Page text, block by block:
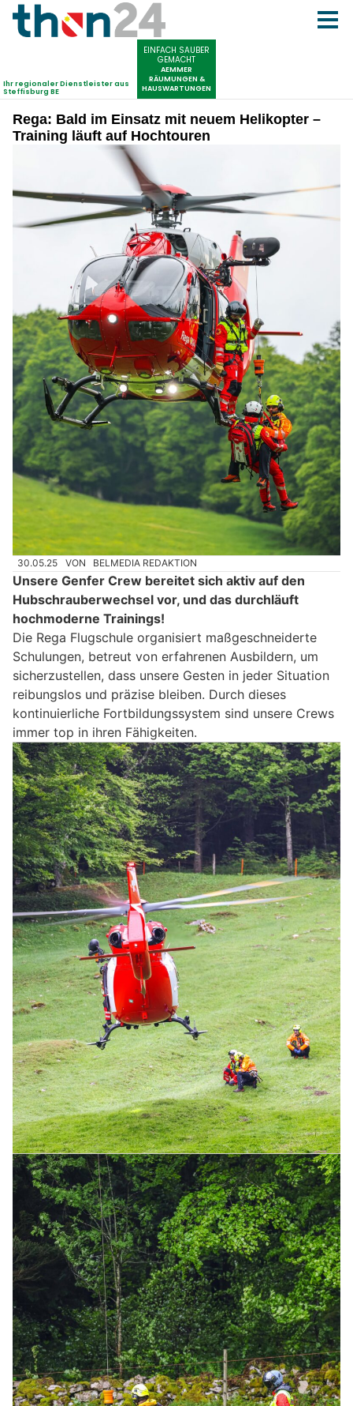
Rega: Bald im Einsatz mit neuem Helikopter –
Training läuft auf Hochtouren
30.05.25 VON BELMEDIA REDAKTION
Unsere Genfer Crew bereitet sich aktiv auf den
Hubschrauberwechsel vor, und das durchläuft
hochmoderne Trainings!
Die Rega Flugschule organisiert maßgeschneiderte
Schulungen, betreut von erfahrenen Ausbildern, um
sicherzustellen, dass unsere Gesten in jeder Situation
reibungslos und präzise bleiben. Durch dieses
kontinuierliche Fortbildungssystem sind unsere Crews
immer top in ihren Fähigkeiten.